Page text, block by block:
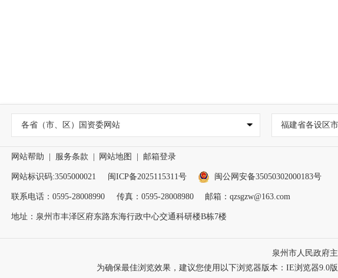
各省（市、区）国资委网站 福建省各设区
网站帮助 | 服务条款 | 网站地图 | 邮箱登录
网站标识码:3505000021 闽ICP备2025115311号 闽公网安备35050302000183号
联系电话：0595-28008990 传真：0595-28008980 邮箱：qzsgzw@163.com
地址：泉州市丰泽区府东路东海行政中心交通科研楼B栋7楼
泉州市人民政府
为确保最佳浏览效果，建议您使用以下浏览器版本：IE浏览器9.0